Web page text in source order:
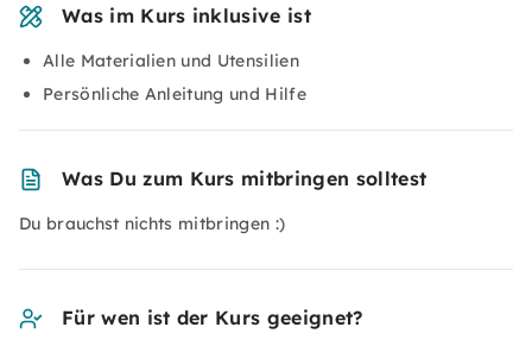
Was im Kurs inklusive ist
Alle Materialien und Utensilien
Persönliche Anleitung und Hilfe
Was Du zum Kurs mitbringen solltest
Du brauchst nichts mitbringen :)
Für wen ist der Kurs geeignet?